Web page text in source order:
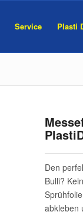
Service Plasti
Den
Bulli?
abkleben